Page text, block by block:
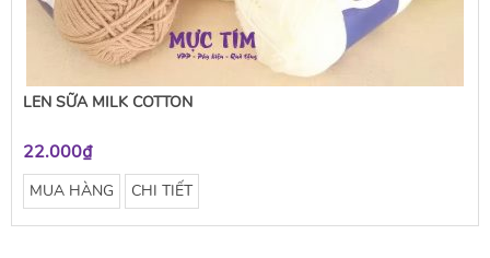
LEN SỮA MILK COTTON
22.000₫
MUA HÀNG CHI TIẾT